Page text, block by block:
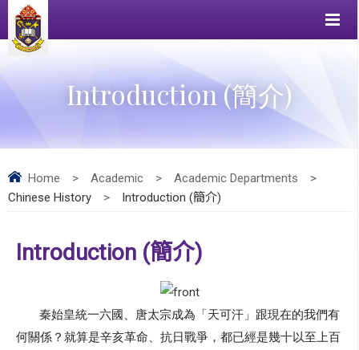
Introduction (簡介)
Home > Academic > Academic Departments
>
Chinese History
> Introduction (簡介)
Introduction (簡介)
秦始皇統一六國、唐太宗成為「天可汗」跟現在的我們有
何關係？ 就算是辛亥革命、抗日戰爭，都已經是幾十以至上百